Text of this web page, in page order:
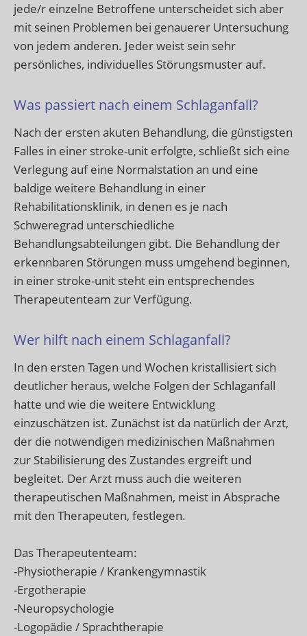
jede/r einzelne Betroffene unterscheidet sich aber
mit seinen Problemen bei genauerer Untersuchung
von jedem anderen. Jeder weist sein sehr
persönliches, individuelles Störungsmuster auf.
Was passiert nach einem Schlaganfall?
Nach der ersten akuten Behandlung, die günstigsten
Falles in einer stroke-unit erfolgte, schließt sich eine
Verlegung auf eine Normalstation an und eine
baldige weitere Behandlung in einer
Rehabilitationsklinik, in denen es je nach
Schweregrad unterschiedliche
Behandlungsabteilungen gibt. Die Behandlung der
erkennbaren Störungen muss umgehend beginnen,
in einer stroke-unit steht ein entsprechendes
Therapeutenteam zur Verfügung.
Wer hilft nach einem Schlaganfall?
In den ersten Tagen und Wochen kristallisiert sich
deutlicher heraus, welche Folgen der Schlaganfall
hatte und wie die weitere Entwicklung
einzuschätzen ist. Zunächst ist da natürlich der Arzt,
der die notwendigen medizinischen Maßnahmen
zur Stabilisierung des Zustandes ergreift und
begleitet. Der Arzt muss auch die weiteren
therapeutischen Maßnahmen, meist in Absprache
mit den Therapeuten, festlegen.
Das Therapeutenteam:
-Physiotherapie / Krankengymnastik
-Ergotherapie
-Neuropsychologie
-Logopädie / Sprachtherapie